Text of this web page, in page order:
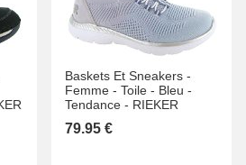
Baskets Et Sneakers -
Femme - Toile - Bleu -
Tendance - RIEKER
79.95 €